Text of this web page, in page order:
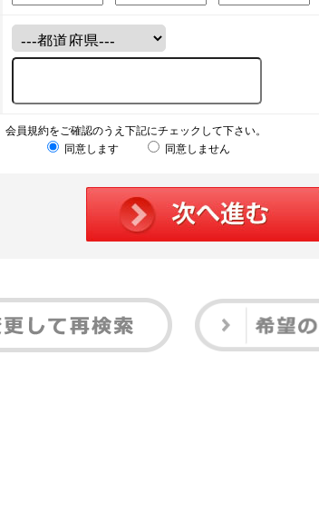
会員規約をご確認のうえ下記にチェックして下さい。
同意します
同意しません